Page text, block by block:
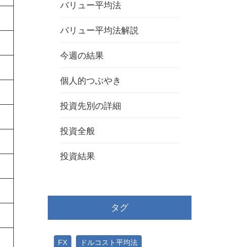
バリュー平均法
バリュー平均法解説
今週の結果
個人的つぶやき
投資先別の詳細
投資全般
投資結果
タグ
FX ドルコスト平均法